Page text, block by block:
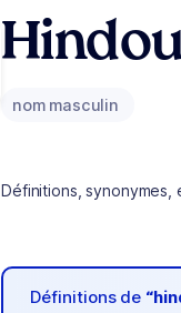
nom masculin
Définitions, synonymes,
Définitions de